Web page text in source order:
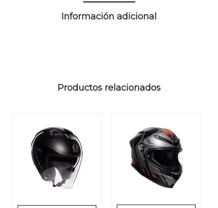
Información adicional
Productos relacionados